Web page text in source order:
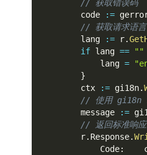
// 获取错误码
        code
:=
// 获取请求语言
        lang
:= r.
if lang == ""
            lang
=
}
        ctx
:= gi18n.
// 使用 gi18n
        message
:=
// 返回标准响应
        r
. Response.
            Code
: